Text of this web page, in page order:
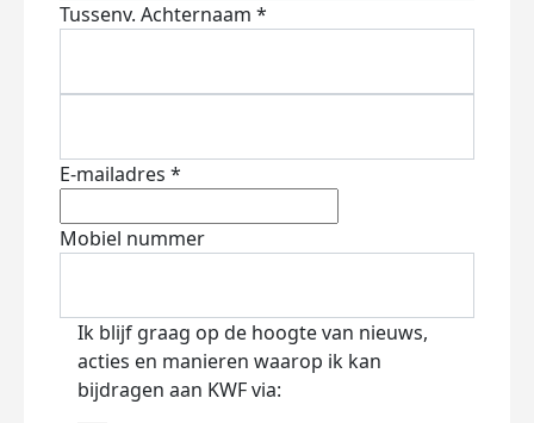
Tussenv. Achternaam *
E-mailadres *
Mobiel nummer
Ik blijf graag op de hoogte van nieuws,
acties en manieren waarop ik kan
bijdragen aan KWF via: